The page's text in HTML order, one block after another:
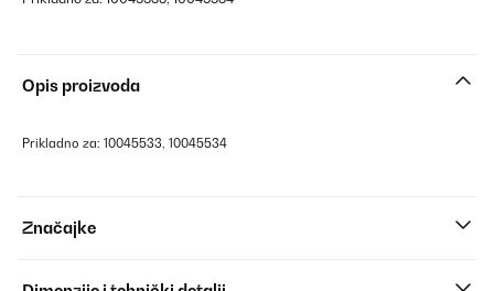
Opis proizvoda
Prikladno za: 10045533, 10045534
Značajke